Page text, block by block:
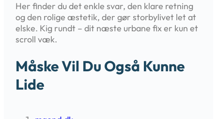
Her finder du det enkle svar, den klare retning
og den rolige æstetik, der gør storbylivet let at
elske. Kig rundt – dit næste urbane fix er kun et
scroll væk.
Måske Vil Du Også Kunne
Lide